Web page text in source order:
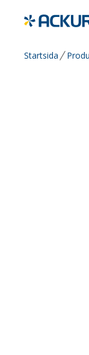
Startsida